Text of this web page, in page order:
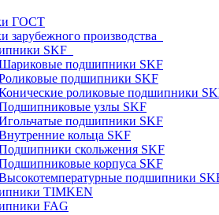
ГОСТ
зарубежного производства
SKF
подшипники SKF
подшипники SKF
роликовые подшипники
узлы SKF
подшипники SKF
кольца SKF
скольжения SKF
корпуса SKF
подшипники
TIMKEN
FAG